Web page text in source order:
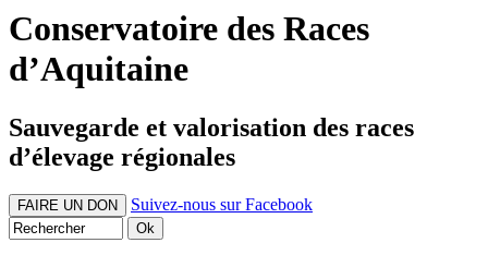
Conservatoire des Races
d’Aquitaine
Sauvegarde et valorisation des races
d’élevage régionales
FAIRE UN DON Suivez-nous sur Facebook